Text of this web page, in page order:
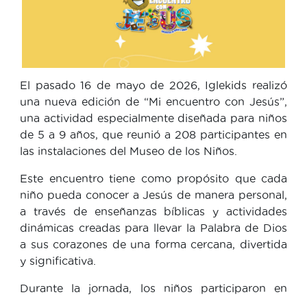
El pasado 16 de mayo de 2026, Iglekids realizó
una nueva edición de “Mi encuentro con Jesús”,
una actividad especialmente diseñada para niños
de 5 a 9 años, que reunió a 208 participantes en
las instalaciones del Museo de los Niños.
Este encuentro tiene como propósito que cada
niño pueda conocer a Jesús de manera personal,
a través de enseñanzas bíblicas y actividades
dinámicas creadas para llevar la Palabra de Dios
a sus corazones de una forma cercana, divertida
y significativa.
Durante la jornada, los niños participaron en